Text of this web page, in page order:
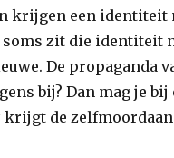
krijgen een identiteit
soms zit die identiteit
De propaganda
bij? Dan mag je bij
krijgt de